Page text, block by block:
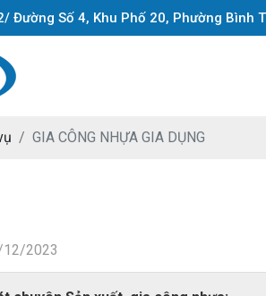
Đường Số 4, Khu Phố 20, Phường Bình
GIA CÔNG NHỰA GIA DỤNG
12/2023